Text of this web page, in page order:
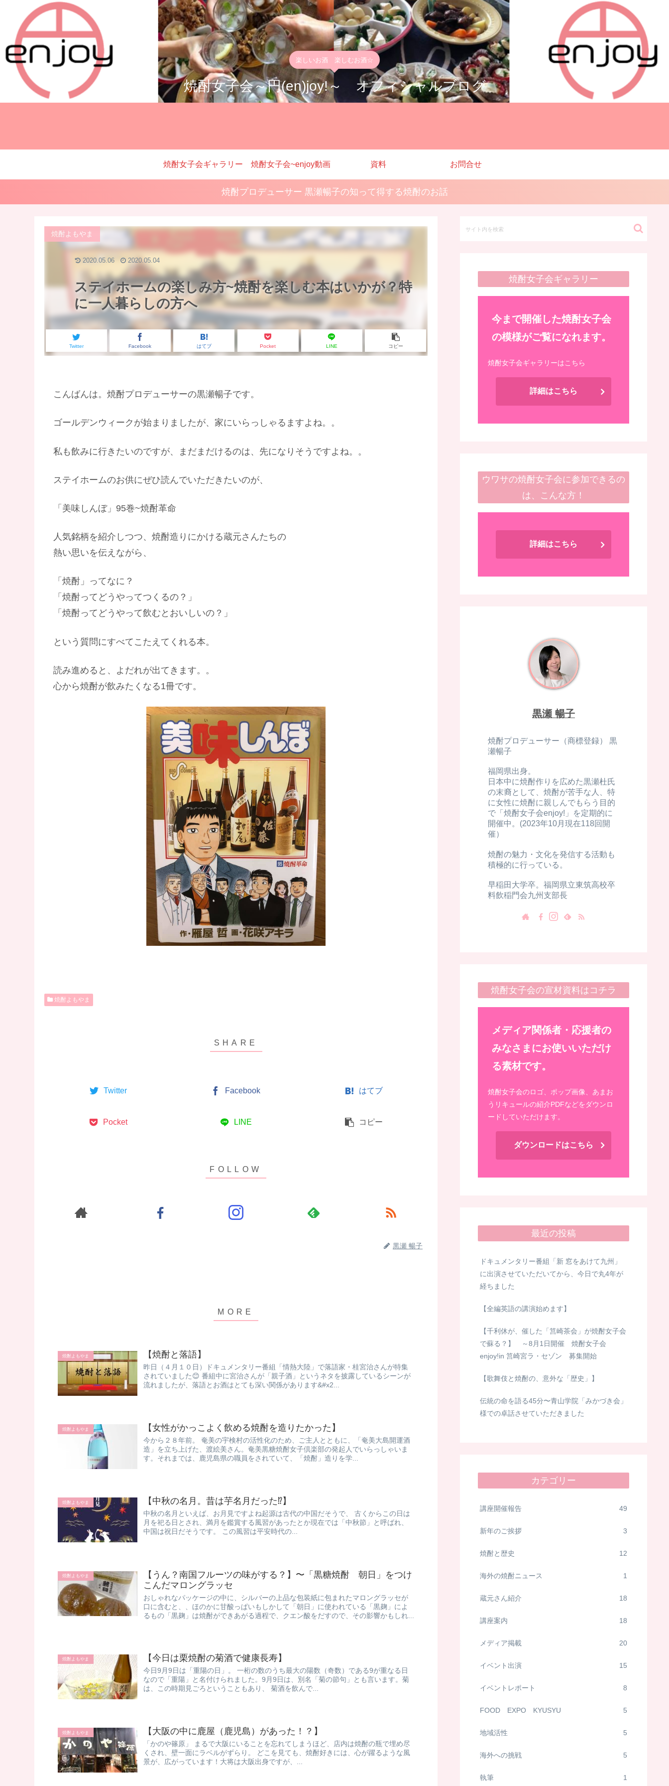
楽しいお酒 楽しむお酒☆
焼酎女子会～円(en)joy!～ オフィシャルブログ
焼酎女子会ギャラリー 焼酎女子会~enjoy動画 資料 お問合せ
焼酎プロデューサー 黒瀬暢子の知って得する焼酎のお話
ステイホームの楽しみ方~焼酎を楽しむ本はいかが？特
に一人暮らしの方へ
焼酎よもやま
Twitter Facebook はてブ Pocket LINE コピー
2020.05.06 2020.05.04
こんばんは。焼酎プロデューサーの黒瀬暢子です。
ゴールデンウィークが始まりましたが、家にいらっしゃるますよね。。
私も飲みに行きたいのですが、まだまだけるのは、先になりそうですよね。。
ステイホームのお供にぜひ読んでいただきたいのが、
「美味しんぼ」95巻~焼酎革命
人気銘柄を紹介しつつ、焼酎造りにかける蔵元さんたちの
熱い思いを伝えながら、
「焼酎」ってなに？
「焼酎ってどうやってつくるの？」
「焼酎ってどうやって飲むとおいしいの？」
という質問にすべてこたえてくれる本。
読み進めると、よだれが出てきます。。
心から焼酎が飲みたくなる1冊です。
焼酎よもやま
Twitter Facebook はてブ
Pocket LINE コピー
黒瀬 暢子
焼酎よもやま 【焼酎と落語】
昨日（４月１０日）ドキュメンタリー番組「情熱大陸」で落語家・桂宮治さんが特集
されていました😊 番組中に宮治さんが「親子酒」というネタを披露しているシーンが
流れましたが、落語とお酒はとても深い関係があります&#x2...
焼酎よもやま 【女性がかっこよく飲める焼酎を造りたかった】
今から２８年前。 奄美の宇検村の活性化のため、ご主人とともに、「奄美大島開運酒
造」を立ち上げた、渡絵美さん。奄美黒糖焼酎女子倶楽部の発起人でいらっしゃいま
す。 ​ それまでは、鹿児島県の職員をされていて、「焼酎」造りを学...
焼酎よもやま 【中秋の名月。昔は芋名月だった⁉】
中秋の名月といえば、お月見ですよね ​起源は古代の中国だそうで、 古くからこの日は
月を祀る日とされ、満月を鑑賞する風習があったとか ​ 現在では「中秋節」と呼ばれ、
中国は祝日だそうです。 この風習は平安時代の...
焼酎よもやま
【うん？南国フルーツの味がする？】​〜「黒糖焼酎 朝日」をつけ
こんだマロングラッセ
おしゃれなパッケージの中に、シルバーの上品な包装紙に包まれたマロングラッセが
口に含むと、、ほのかに甘酸っぱい ​もしかして「朝日」に使われている「黒麹」によ
るもの「黒麹」は焼酎ができあがる過程で、クエン酸をだすので、その影響かもしれ...
焼酎よもやま 【今日は栗焼酎の菊酒で健康長寿】
今日9月9日は「重陽の日」。 一桁の数のうち最大の陽数（奇数）である9が重なる日
なので「重陽」と名付けられました。 ​ 9月9日は、別名「菊の節句」とも言います。菊
は、この時期見ごろということもあり、 菊酒を飲んで...
焼酎よもやま 【大阪の中に鹿屋（鹿児島）があった！？】
「かのや篠原」 まるで大阪にいることを忘れてしまうほど、店内は焼酎の瓶で埋め尽
くされ、壁一面にラベルがずらり。 どこを見ても、焼酎好きには、心が躍るような風
景が、広がっています！ ​大将は大阪出身ですが、...
焼酎女子会ギャラリー
今まで開催した焼酎女子会
の模様がご覧になれます。
焼酎女子会ギャラリーはこちら
詳細はこちら
ウワサの焼酎女子会に参加できるの
は、こんな方！
詳細はこちら
黒瀬 暢子
焼酎プロデューサー（商標登録） 黒
瀬暢子
福岡県出身。
日本中に焼酎作りを広めた黒瀬杜氏
の末裔として、焼酎が苦手な人、特
に女性に焼酎に親しんでもらう目的
で「焼酎女子会enjoy!」を定期的に
開催中。(2023年10月現在118回開
催）
焼酎の魅力・文化を発信する活動も
積極的に行っている。
早稲田大学卒。福岡県立東筑高校卒
料飲稲門会九州支部長
焼酎女子会の宣材資料はコチラ
メディア関係者・応援者の
みなさまにお使いいただけ
る素材です。
焼酎女子会のロゴ、ポップ画像、あまお
うリキュールの紹介PDFなどをダウンロ
ードしていただけます。
ダウンロードはこちら
最近の投稿
ドキュメンタリー番組「新 窓をあけて九州」
に出演させていただいてから、今日で丸4年が
経ちました
【全編英語の講演始めます】
【千利休が、催した「筥崎茶会」が焼酎女子会
で蘇る？】 ～8月1日開催 焼酎女子会
enjoy!in 筥崎宮ラ・セゾン 募集開始
【歌舞伎と焼酎の、意外な「歴史」】
伝統の命を語る45分〜青山学院「みかづき会」
様での卓話させていただきました
カテゴリー
講座開催報告 49
新年のご挨拶 3
焼酎と歴史 12
海外の焼酎ニュース 1
蔵元さん紹介 18
講座案内 18
メディア掲載 20
イベント出演 15
イベントレポート 8
FOOD EXPO KYUSYU 5
地域活性 5
海外への挑戦 5
執筆 1